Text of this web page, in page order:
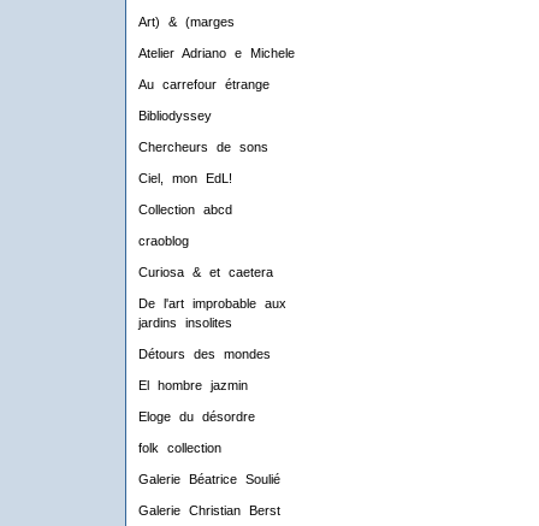
Art) & (marges
Atelier Adriano e Michele
Au carrefour étrange
Bibliodyssey
Chercheurs de sons
Ciel, mon EdL!
Collection abcd
craoblog
Curiosa & et caetera
De l'art improbable aux
jardins insolites
Détours des mondes
El hombre jazmin
Eloge du désordre
folk collection
Galerie Béatrice Soulié
Galerie Christian Berst